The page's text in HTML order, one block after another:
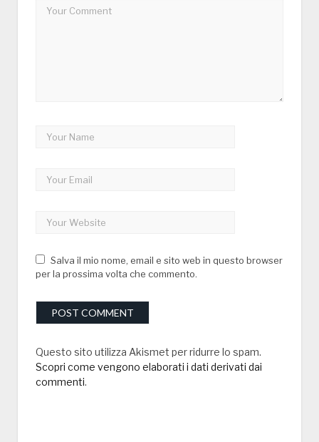
Salva il mio nome, email e sito web in questo browser
per la prossima volta che commento.
Questo sito utilizza Akismet per ridurre lo spam.
Scopri come vengono elaborati i dati derivati dai
commenti.